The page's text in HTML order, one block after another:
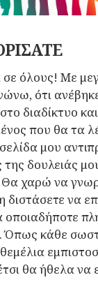
όλους! Με
ότι
διαδίκτυο
που θα τα
μου
της δουλειάς
χαρώ να
διστάσετε να
οποιαδήποτε
Όπως κάθε
θα ήθελα να